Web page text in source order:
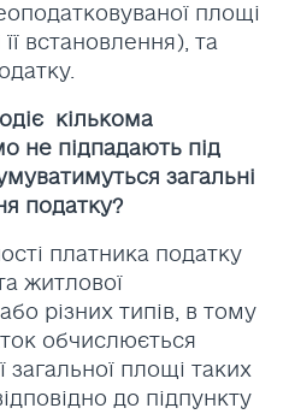
площі
її встановлення), та
кількома
не підпадають під
загальні
податку?
платника податку
житлової
різних типів, в тому
обчислюється
загальної площі таких
до підпункту